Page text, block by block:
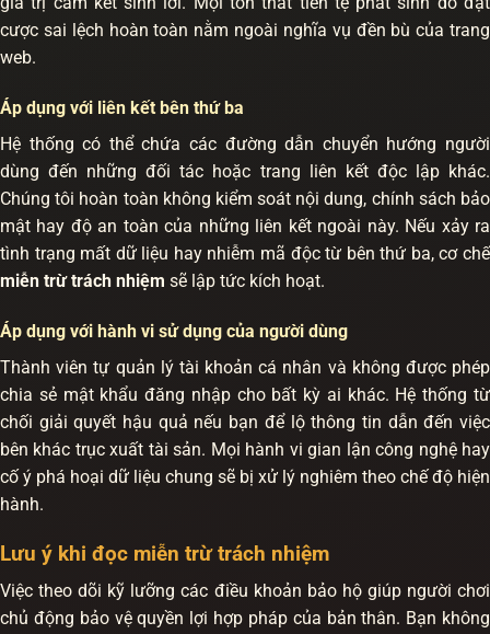
cược sai lệch hoàn toàn nằm ngoài nghĩa vụ đền bù của trang
web.
Áp dụng với liên kết bên thứ ba
Hệ thống có thể chứa các đường dẫn chuyển hướng người
dùng đến những đối tác hoặc trang liên kết độc lập khác.
Chúng tôi hoàn toàn không kiểm soát nội dung, chính sách bảo
mật hay độ an toàn của những liên kết ngoài này. Nếu xảy ra
tình trạng mất dữ liệu hay nhiễm mã độc từ bên thứ ba, cơ chế
miễn trừ trách nhiệm sẽ lập tức kích hoạt.
Áp dụng với hành vi sử dụng của người dùng
Thành viên tự quản lý tài khoản cá nhân và không được phép
chia sẻ mật khẩu đăng nhập cho bất kỳ ai khác. Hệ thống từ
chối giải quyết hậu quả nếu bạn để lộ thông tin dẫn đến việc
bên khác trục xuất tài sản. Mọi hành vi gian lận công nghệ hay
cố ý phá hoại dữ liệu chung sẽ bị xử lý nghiêm theo chế độ hiện
hành.
Lưu ý khi đọc miễn trừ trách nhiệm
Việc theo dõi kỹ lưỡng các điều khoản bảo hộ giúp người chơi
chủ động bảo vệ quyền lợi hợp pháp của bản thân. Bạn không